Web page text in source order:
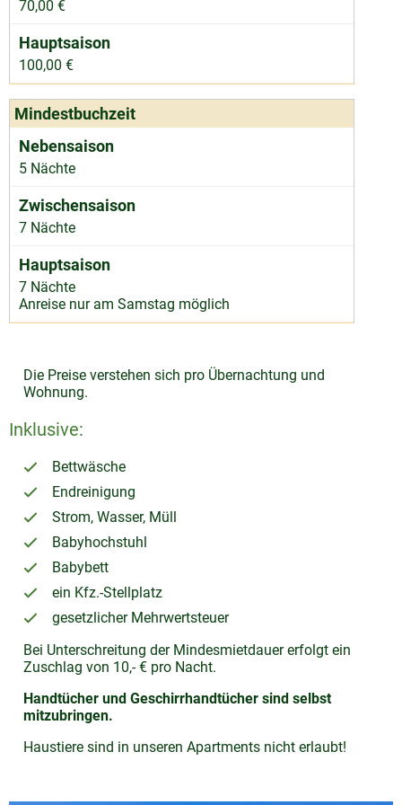
70,00 €
100,00 €
Mindestbuchzeit
5 Nächte
7 Nächte
7 Nächte
Anreise nur am Samstag möglich
Die Preise verstehen sich pro Übernachtung und
Wohnung.
Inklusive:
Bettwäsche
Endreinigung
Strom, Wasser, Müll
Babyhochstuhl
Babybett
ein Kfz.-Stellplatz
gesetzlicher Mehrwertsteuer
Bei Unterschreitung der Mindesmietdauer erfolgt ein
Zuschlag von 10,- € pro Nacht.
Handtücher und Geschirrhandtücher sind selbst
mitzubringen.
Haustiere sind in unseren Apartments nicht erlaubt!